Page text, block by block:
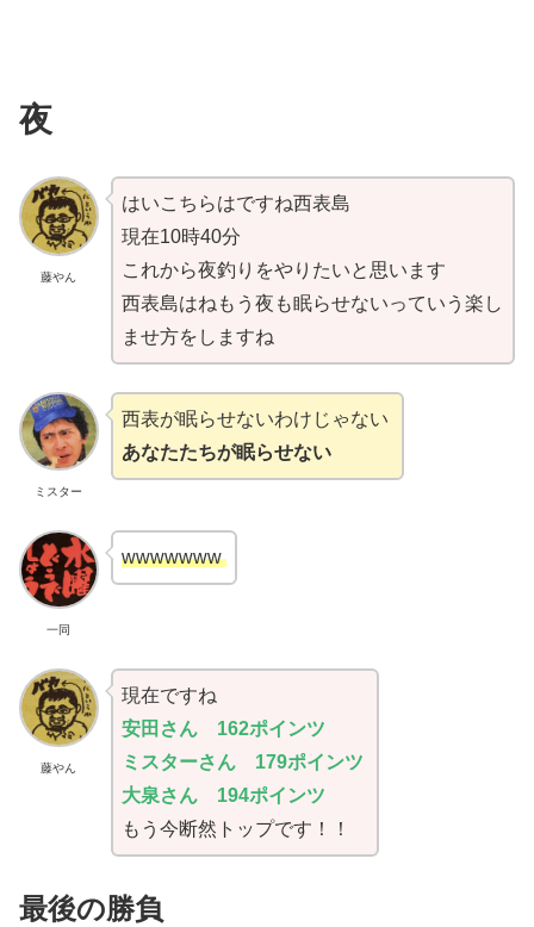
夜
藤やん
はいこちらはですね西表島
現在10時40分
これから夜釣りをやりたいと思います
西表島はねもう夜も眠らせないっていう楽し
ませ方をしますね
ミスター
西表が眠らせないわけじゃない
あなたたちが眠らせない
一同
wwwwwww
藤やん
現在ですね
安田さん 162ポインツ
ミスターさん 179ポインツ
大泉さん 194ポインツ
もう今断然トップです！！
最後の勝負